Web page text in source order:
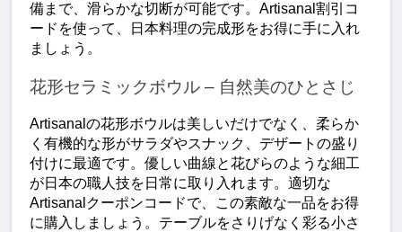
備まで、滑らかな切断が可能です。Artisanal割引コ
ードを使って、日本料理の完成形をお得に手に入れ
ましょう。
花形セラミックボウル – 自然美のひとさじ
Artisanalの花形ボウルは美しいだけでなく、柔らか
く有機的な形がサラダやスナック、デザートの盛り
付けに最適です。優しい曲線と花びらのような細工
が日本の職人技を日常に取り入れます。適切な
Artisanalクーポンコードで、この素敵な一品をお得
に購入しましょう。テーブルをさりげなく彩る小さ